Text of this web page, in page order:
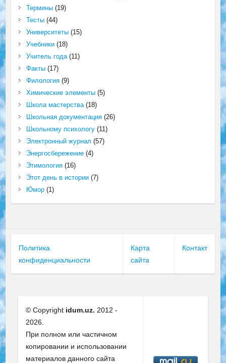
Термины(19)
Тесты(44)
Университеты(15)
Учебники(18)
Учитель года(11)
Факты(17)
Филология(9)
Химические элементы(5)
Школа мастерства(18)
Школьная документация(26)
Школьному психологу(11)
Электронный журнал (57)
Энергосбережение(4)
Этимология(16)
Этот день в истории(7)
Юмор(1)
Политика
конфиденциальности
Карта
сайта
Контакт
© Copyright idum.uz. 2012 -
2026.
При полном или частичном
копировании и использовании
материалов данного сайта